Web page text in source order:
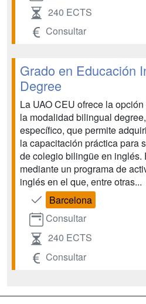
240 ECTS
Consultar
Grado en Educación
Degree
La UAO CEU ofrece la
la modalidad bilingual
específico, que permite
la capacitación práctica para
de colegio bilingüe en inglés.
mediante un programa de
inglés en el que, entre otras...
Barcelona
Consultar
240 ECTS
Consultar